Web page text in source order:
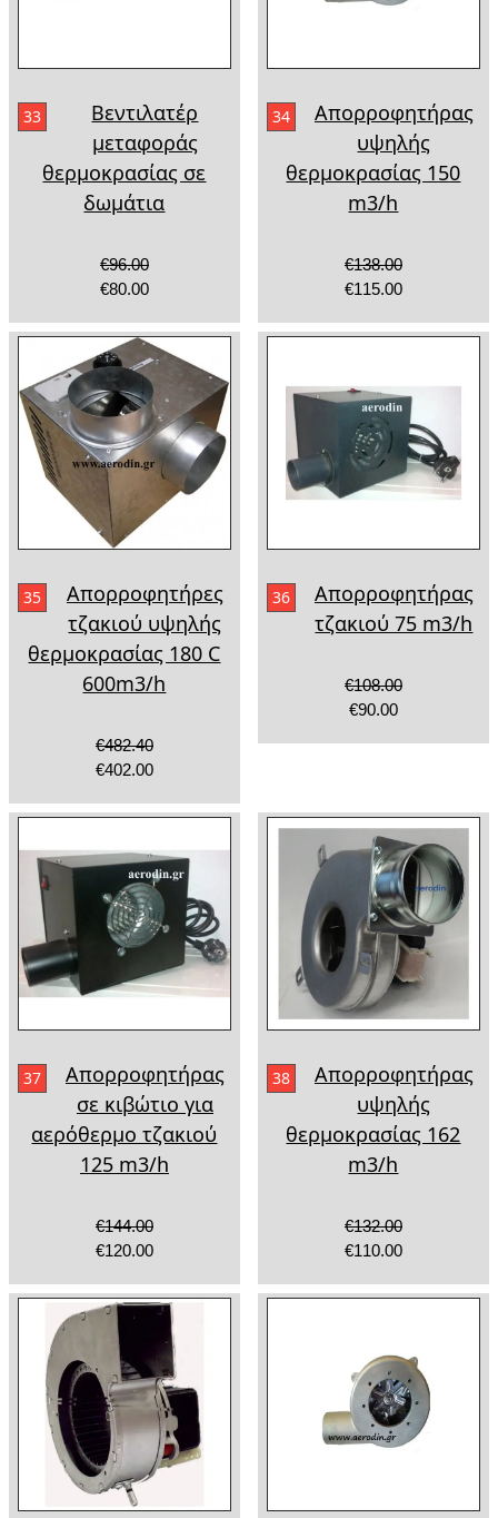
33
Βεντιλατέρ
μεταφοράς
θερμοκρασίας σε
δωμάτια
€96.00
€80.00
34
Απορροφητήρας
υψηλής
θερμοκρασίας 150
m3/h
€138.00
€115.00
35
Απορροφητήρες
τζακιού υψηλής
θερμοκρασίας 180 C
600m3/h
€482.40
€402.00
36
Απορροφητήρας
τζακιού 75 m3/h
€108.00
€90.00
37
Απορροφητήρας
σε κιβώτιο για
αερόθερμο τζακιού
125 m3/h
€144.00
€120.00
38
Απορροφητήρας
υψηλής
θερμοκρασίας 162
m3/h
€132.00
€110.00